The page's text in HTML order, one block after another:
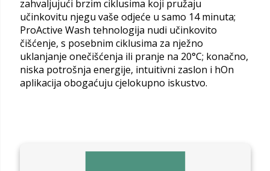
zahvaljujući brzim ciklusima koji pružaju
učinkovitu njegu vaše odjeće u samo 14 minuta;
ProActive Wash tehnologija nudi učinkovito
čišćenje, s posebnim ciklusima za nježno
uklanjanje onečišćenja ili pranje na 20°C; konačno,
niska potrošnja energije, intuitivni zaslon i hOn
aplikacija obogaćuju cjelokupno iskustvo.